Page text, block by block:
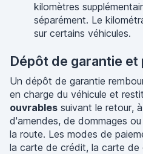
kilomètres
séparément. Le
sur certains véhicules.
Dépôt de garantie et
Un dépôt de garantie
en charge du véhicule et
ouvrables suivant le retour,
d'amendes, de dommages
la route. Les modes de
la carte de crédit, la carte de